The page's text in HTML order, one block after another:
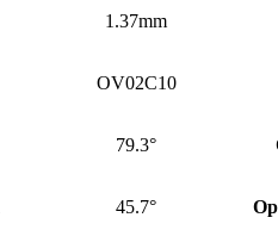
1.37mm
OV02C10
79.3°
45.7°